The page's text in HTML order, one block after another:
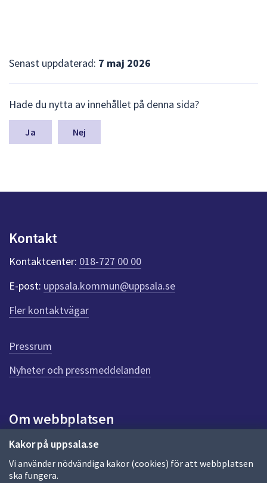
Kakor på uppsala.se
Vi använder nödvändiga kakor (cookies) för att webbplatsen
ska fungera.
Senast uppdaterad: 7 maj 2026
ä
m
a
p
k
t
e
f
r
d
n
n
a
a
Hade du nytta av innehållet på denna sida?
Nej
Kontakt
Kontaktcenter: 018-727 00 00
E-post: uppsala.kommun@uppsala.se
Fler kontaktvägar
Pressrum
Nyheter och pressmeddelanden
Om webbplatsen
Om webbplatsen
Allmänna handlingar och diarium